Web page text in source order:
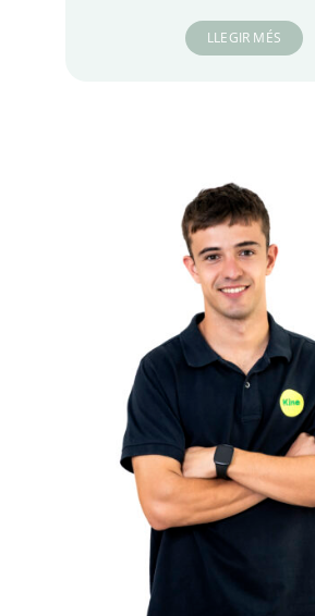
LLEGIR MÉS